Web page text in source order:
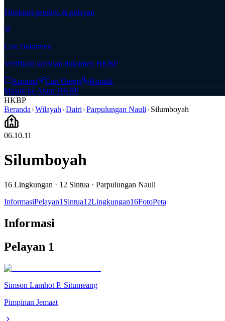
Direktori pendeta & pelayan
Cek Dokumen
Verifikasi keaslian dokumen HKBP
Aspirasi Cari Gereja
Kontak
Masuk ke Akun HKBP
HKBP
Beranda Wilayah Dairi Parpulungan Nauli Silumboyah
06.10.11
Silumboyah
16 Lingkungan · 12 Sintua · Parpulungan Nauli
InformasiPelayan1 Sintua12Lingkungan16FotoPeta
Informasi
Pelayan 1
Simson Lamhot P. Situmeang
Pimpinan Jemaat